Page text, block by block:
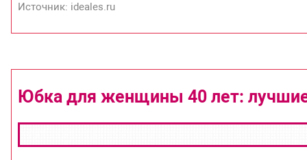
Источник: ideales.ru
Юбка для женщины 40 лет: